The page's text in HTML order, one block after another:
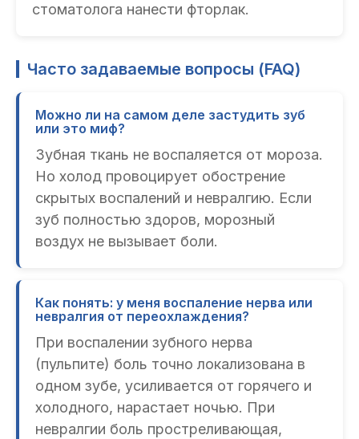
стоматолога нанести фторлак.
Часто задаваемые вопросы (FAQ)
Можно ли на самом деле застудить зуб
или это миф?
Зубная ткань не воспаляется от мороза.
Но холод провоцирует обострение
скрытых воспалений и невралгию. Если
зуб полностью здоров, морозный
воздух не вызывает боли.
Как понять: у меня воспаление нерва или
невралгия от переохлаждения?
При воспалении зубного нерва
(пульпите) боль точно локализована в
одном зубе, усиливается от горячего и
холодного, нарастает ночью. При
невралгии боль простреливающая,